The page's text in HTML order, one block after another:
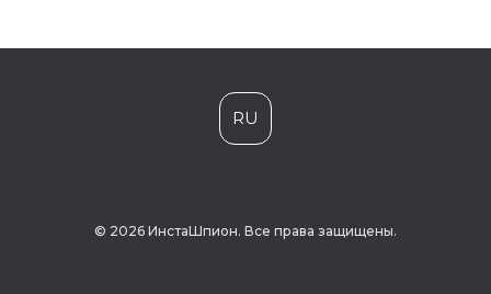
RU
© 2026 ИнстаШпион. Все права защищены.